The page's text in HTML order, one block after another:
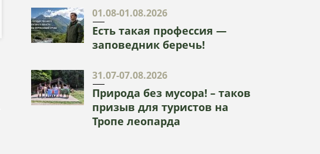
01.08-01.08.2026
Есть такая профессия —
заповедник беречь!
31.07-07.08.2026
Природа без мусора! – таков
призыв для туристов на
Тропе леопарда